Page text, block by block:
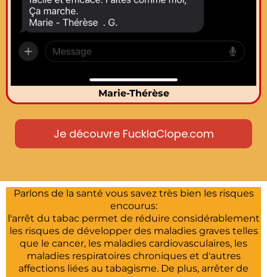
Marie-Thérèse
Je découvre FucklaClope.com
Parlons de la santé vous savez très bien les risques
encourus:
l'arrêt du tabac permet de réduire considérablement
les risques de développer des maladies graves telles
que le cancer, les maladies cardiovasculaires, les
maladies respiratoires chroniques et d'autres
affections liées au tabagisme. De plus, arrêter de